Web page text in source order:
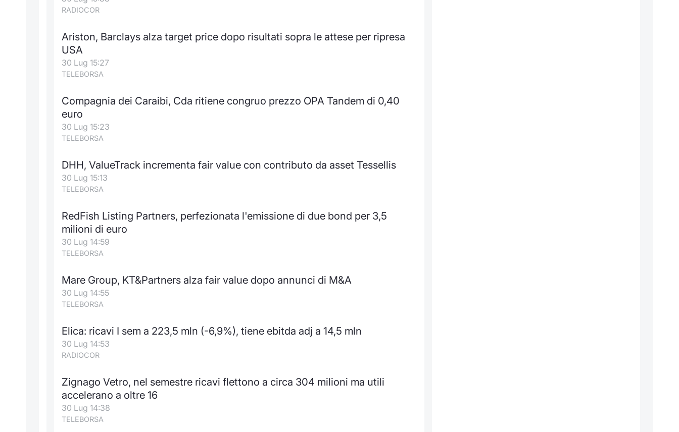
RADIOCOR
Ariston, Barclays alza target price dopo risultati sopra le attese per ripresa
USA
30 Lug 15:27
TELEBORSA
Compagnia dei Caraibi, Cda ritiene congruo prezzo OPA Tandem di 0,40
euro
30 Lug 15:23
TELEBORSA
DHH, ValueTrack incrementa fair value con contributo da asset Tessellis
30 Lug 15:13
TELEBORSA
RedFish Listing Partners, perfezionata l'emissione di due bond per 3,5
milioni di euro
30 Lug 14:59
TELEBORSA
Mare Group, KT&Partners alza fair value dopo annunci di M&A
30 Lug 14:55
TELEBORSA
Elica: ricavi I sem a 223,5 mln (-6,9%), tiene ebitda adj a 14,5 mln
30 Lug 14:53
RADIOCOR
Zignago Vetro, nel semestre ricavi flettono a circa 304 milioni ma utili
accelerano a oltre 16
30 Lug 14:38
TELEBORSA